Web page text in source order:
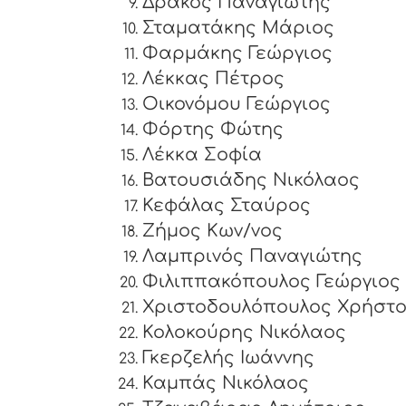
Σταματάκης Μάριος
Φαρμάκης Γεώργιος
Λέκκας Πέτρος
Οικονόμου Γεώργιος
Φόρτης Φώτης
Λέκκα Σοφία
Βατουσιάδης Νικόλαος
Κεφάλας Σταύρος
Ζήμος Κων/νος
Λαμπρινός Παναγιώτης
Φιλιππακόπουλος Γεώργιος
Χριστοδουλόπουλος
Κολοκούρης Νικόλαος
Γκερζελής Ιωάννης
Καμπάς Νικόλαος